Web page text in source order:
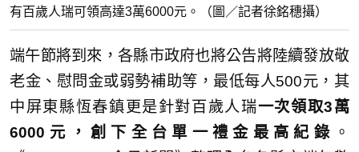
有百歲人瑞可領高達3萬6000元。（圖／記者徐銘穗攝）
端午節將到來，各縣市政府也將公告將陸續發放敬
老金、慰問金或弱勢補助等，最低每人500元，其
中屏東縣恆春鎮更是針對百歲人瑞一次領取3萬
6000 元，創下全台單一禮金最高紀錄 。